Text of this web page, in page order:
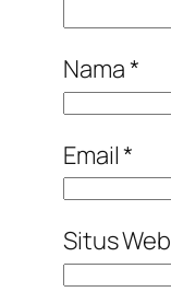
Nama*
Email*
Situs Web